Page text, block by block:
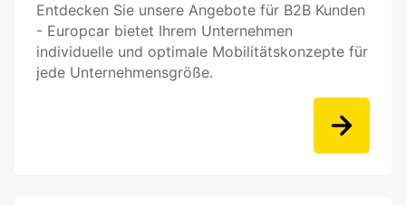
Entdecken Sie unsere Angebote für B2B Kunden
- Europcar bietet Ihrem Unternehmen
individuelle und optimale Mobilitätskonzepte für
jede Unternehmensgröße.